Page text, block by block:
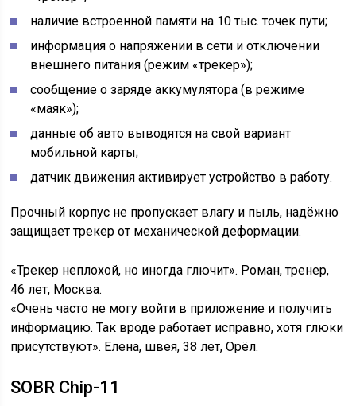
наличие встроенной памяти на 10 тыс. точек пути;
информация о напряжении в сети и отключении
внешнего питания (режим «трекер»);
сообщение о заряде аккумулятора (в режиме
«маяк»);
данные об авто выводятся на свой вариант
мобильной карты;
датчик движения активирует устройство в работу.
Прочный корпус не пропускает влагу и пыль, надёжно
защищает трекер от механической деформации.
«Трекер неплохой, но иногда глючит». Роман, тренер,
46 лет, Москва.
«Очень часто не могу войти в приложение и получить
информацию. Так вроде работает исправно, хотя глюки
присутствуют». Елена, швея, 38 лет, Орёл.
SOBR Chip-11